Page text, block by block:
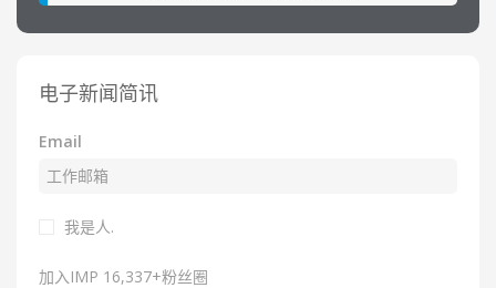
电子新闻简讯
Email
我是人.
加入IMP 16,337+粉丝圈